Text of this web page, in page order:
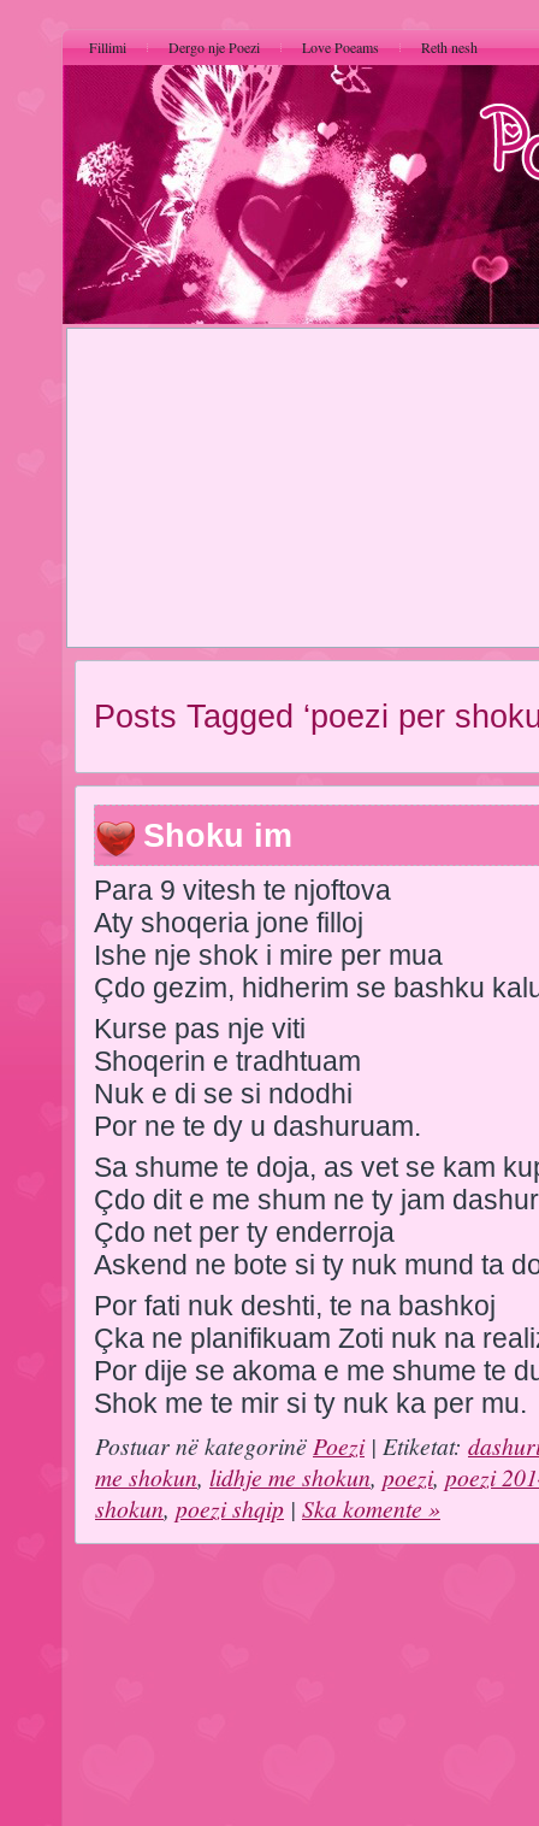
Fillimi Dergo nje Poezi Love Poeams Reth nesh
Posts Tagged ‘poezi per
Shoku im
Para 9 vitesh te njoftova
Aty shoqeria jone filloj
Ishe nje shok i mire per mua
Çdo gezim, hidherim se bashku
Kurse pas nje viti
Shoqerin e tradhtuam
Nuk e di se si ndodhi
Por ne te dy u dashuruam.
Sa shume te doja, as vet se kam
Çdo dit e me shum ne ty jam
Çdo net per ty enderroja
Askend ne bote si ty nuk mund ta
Por fati nuk deshti, te na bashkoj
Çka ne planifikuam Zoti nuk na
Por dije se akoma e me shume te
Shok me te mir si ty nuk ka per mu.
Postuar në kategorinë Poezi| Etiketat:
me shokun, lidhje me shokun, poezi, poezi
shokun, poezi shqip | Ska komente »